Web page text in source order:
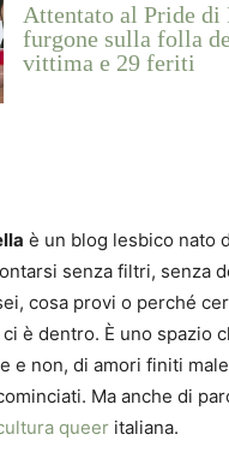
Attentato al Pride di
furgone sulla folla
vittima e 29 feriti
è un blog lesbico nato
senza filtri, senza
cosa provi o perché
è dentro. È uno spazio
e non, di amori finiti
Ma anche di
queer italiana.